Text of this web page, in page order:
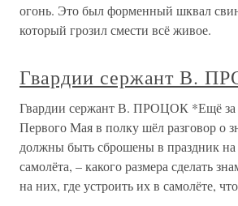
огонь. Это был форменный шквал
который грозил смести всё живое.
Гвардии сержант В.
Гвардии сержант В. ПРОЦОК *Ещё за
Первого Мая в полку шёл разговор о
должны быть сброшены в праздник на
самолёта, – какого размера сделать
на них, где устроить их в самолёте,